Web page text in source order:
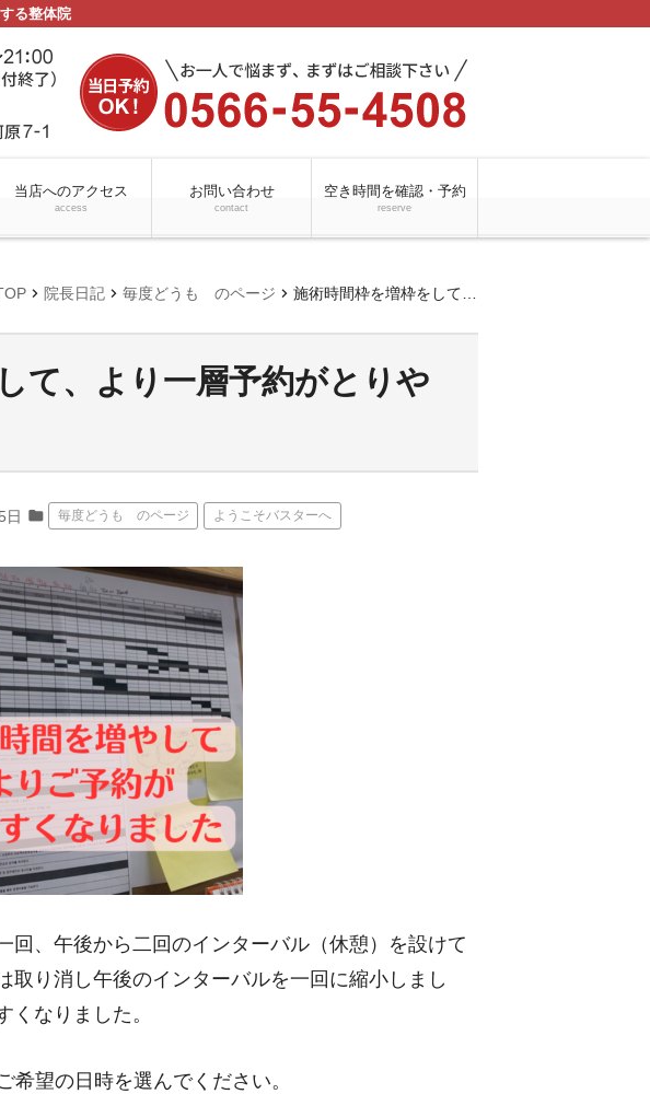
る整体院
当店へのアクセス
access
お問い合わせ
contact
空き時間を確認・予約
reserve
chevron_right 院長日記 chevron_right 毎度どうも のページ chevron_right 施術時間枠を増枠をして、より一層予約がとりやすくなりました
て、より一層予約がとりや
日 folder 毎度どうも のページ ようこそバスターへ
回、午後から二回のインターバル（休憩）を設けて
取り消し午後のインターバルを一回に縮小しまし
くなりました。
望の日時を選んでください。